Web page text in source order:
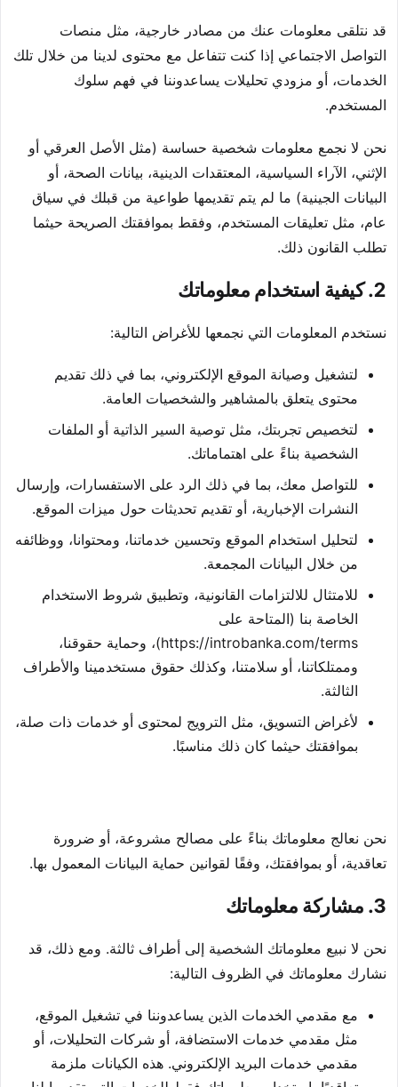
قد نتلقى معلومات عنك من مصادر خارجية، مثل منصات
التواصل الاجتماعي إذا كنت تتفاعل مع محتوى لدينا من خلال تلك
الخدمات، أو مزودي تحليلات يساعدوننا في فهم سلوك
المستخدم.
نحن لا نجمع معلومات شخصية حساسة (مثل الأصل العرقي أو
الإثني، الآراء السياسية، المعتقدات الدينية، بيانات الصحة، أو
البيانات الجينية) ما لم يتم تقديمها طواعية من قبلك في سياق
عام، مثل تعليقات المستخدم، وفقط بموافقتك الصريحة حيثما
تطلب القانون ذلك.
2. كيفية استخدام معلوماتك
نستخدم المعلومات التي نجمعها للأغراض التالية:
لتشغيل وصيانة الموقع الإلكتروني، بما في ذلك تقديم
محتوى يتعلق بالمشاهير والشخصيات العامة.
لتخصيص تجربتك، مثل توصية السير الذاتية أو الملفات
الشخصية بناءً على اهتماماتك.
للتواصل معك، بما في ذلك الرد على الاستفسارات، وإرسال
النشرات الإخبارية، أو تقديم تحديثات حول ميزات الموقع.
لتحليل استخدام الموقع وتحسين خدماتنا، ومحتوانا، ووظائفه
من خلال البيانات المجمعة.
للامتثال للالتزامات القانونية، وتطبيق شروط الاستخدام
الخاصة بنا (المتاحة على
https://introbanka.com/terms)، وحماية حقوقنا،
وممتلكاتنا، أو سلامتنا، وكذلك حقوق مستخدمينا والأطراف
الثالثة.
لأغراض التسويق، مثل الترويج لمحتوى أو خدمات ذات صلة،
بموافقتك حيثما كان ذلك مناسبًا.
نحن نعالج معلوماتك بناءً على مصالح مشروعة، أو ضرورة
تعاقدية، أو بموافقتك، وفقًا لقوانين حماية البيانات المعمول بها.
3. مشاركة معلوماتك
نحن لا نبيع معلوماتك الشخصية إلى أطراف ثالثة. ومع ذلك، قد
نشارك معلوماتك في الظروف التالية:
مع مقدمي الخدمات الذين يساعدوننا في تشغيل الموقع،
مثل مقدمي خدمات الاستضافة، أو شركات التحليلات، أو
مقدمي خدمات البريد الإلكتروني. هذه الكيانات ملزمة